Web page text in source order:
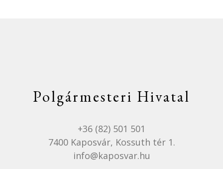
Polgármesteri Hivatal
+36 (82) 501 501
7400 Kaposvár, Kossuth tér 1.
info@kaposvar.hu